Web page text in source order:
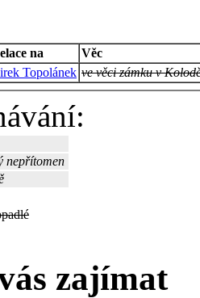
na
Věc
Topolánek ve věci zámku v
nepřítomen
zajímat